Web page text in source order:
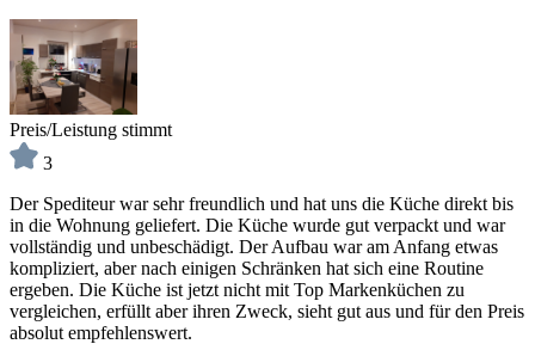
Preis/Leistung stimmt
3
Der Spediteur war sehr freundlich und hat uns die Küche direkt bis
in die Wohnung geliefert. Die Küche wurde gut verpackt und war
vollständig und unbeschädigt. Der Aufbau war am Anfang etwas
kompliziert, aber nach einigen Schränken hat sich eine Routine
ergeben. Die Küche ist jetzt nicht mit Top Markenküchen zu
vergleichen, erfüllt aber ihren Zweck, sieht gut aus und für den Preis
absolut empfehlenswert.